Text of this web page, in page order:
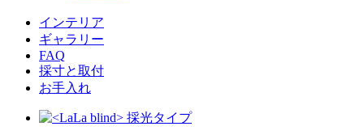
インテリア
ギャラリー
FAQ
採寸と取付
お手入れ